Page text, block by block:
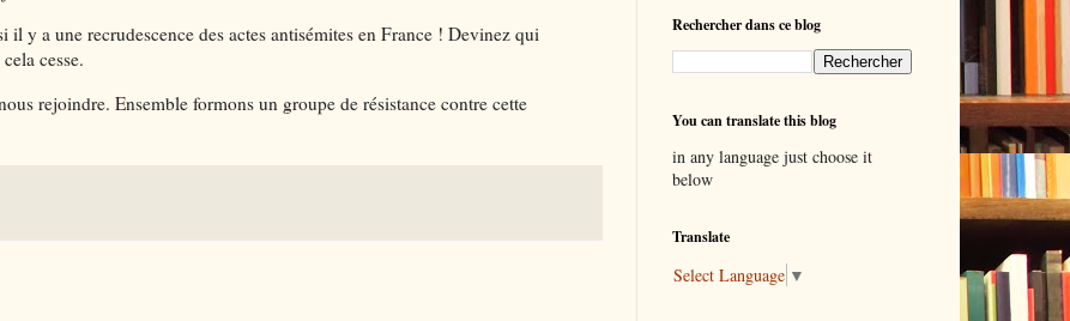
il y a une recrudescence des actes antisémites en France ! Devinez qui
cesse.
rejoindre. Ensemble formons un groupe de résistance contre cette
Rechercher dans ce blog
You can translate this blog
in any language just choose it
below
Translate
Select Language ▼